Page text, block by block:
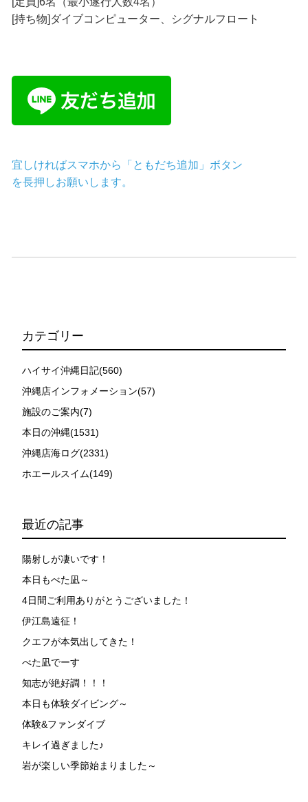
[持ち物]ダイブコンピューター、シグナルフロート
宜しければスマホから「ともだち追加」ボタン
を長押しお願いします。
カテゴリー
ハイサイ沖縄日記(560)
沖縄店インフォメーション(57)
施設のご案内(7)
本日の沖縄(1531)
沖縄店海ログ(2331)
ホエールスイム(149)
最近の記事
陽射しが凄いです！
本日もべた凪～
4日間ご利用ありがとうございました！
伊江島遠征！
クエフが本気出してきた！
べた凪でーす
知志が絶好調！！！
本日も体験ダイビング～
体験&ファンダイブ
キレイ過ぎました♪
岩が楽しい季節始まりました～